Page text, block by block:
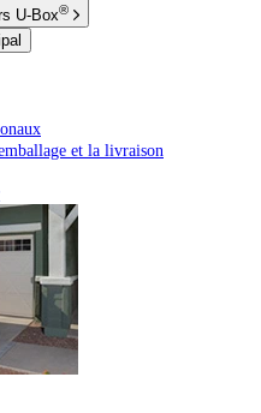
U-Box®
et la livraison